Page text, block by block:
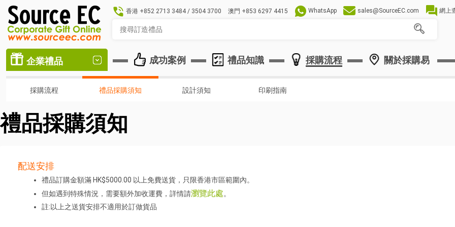
香港 +852 2713 3484 / 3504 3700 澳門 +853 6297 4415 WhatsApp sales@SourceEC.com 網上
企業禮品 成功案例 禮品知識 採購流程 關於採購易
採購流程 禮品採購須知 設計須知 印刷指南
禮品採購須知
配送安排
禮品訂購金額滿 HK$5000.00 以上免費送貨，只限香港市區範圍內。
但如遇到特殊情況，需要額外加收運費，詳情請瀏覽此處。
註:以上之送貨安排不適用於訂做貨品